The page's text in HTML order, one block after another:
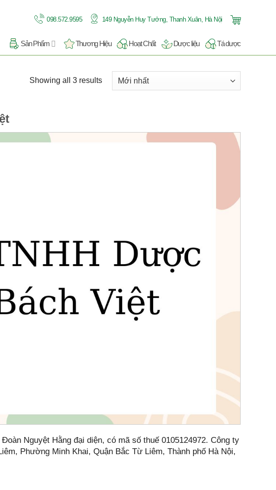
098.572.9595 149 Nguyễn Huy Tưởng, Thanh Xuân, Hà Nội
Sản Phẩm Thương Hiệu Hoạt Chất Dược liệu Tá dược
Showing all 3 results
Nguyệt Hằng đại diện, có mã số thuế 0105124972. Công ty
Phường Minh Khai, Quận Bắc Từ Liêm, Thành phố Hà Nội,